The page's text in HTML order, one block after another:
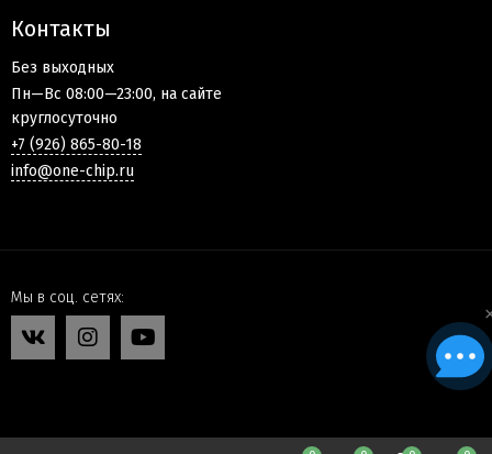
Контакты
Без выходных
Пн—Вс 08:00—23:00, на сайте
круглосуточно
+7 (926) 865-80-18
info@one-chip.ru
Мы в соц. сетях